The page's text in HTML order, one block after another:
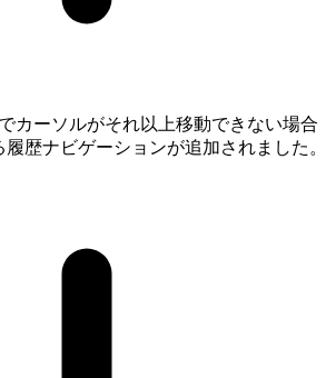
カーソルがそれ以上移動できない場合
歴ナビゲーションが追加されました。